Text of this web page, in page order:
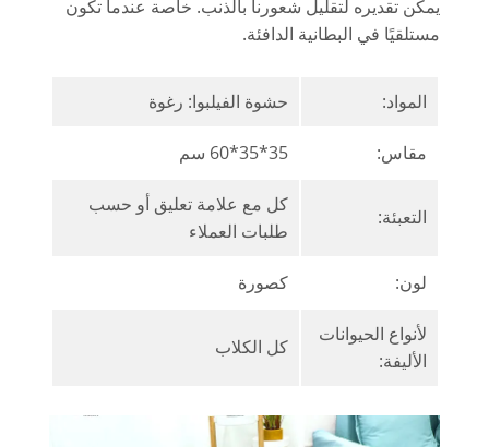
يمكن تقديره لتقليل شعورنا بالذنب. خاصة عندما تكون
مستلقيًا في البطانية الدافئة.
المواد: حشوة الفيلبوا: رغوة
مقاس: 35*35*60 سم
التعبئة:
كل مع علامة تعليق أو حسب
طلبات العملاء
لون: كصورة
لأنواع الحيوانات
الأليفة:
كل الكلاب